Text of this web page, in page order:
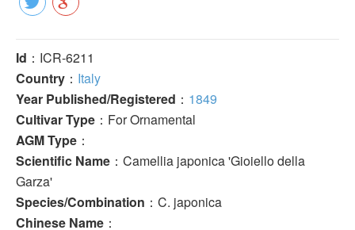
Id ：ICR-6211
Country ： Italy
Year Published/Registered ： 1849
Cultivar Type ：For Ornamental
AGM Type ：
Scientific Name ：Camellia japonica 'Gioiello della
Garza'
Species/Combination ：C. japonica
Chinese Name ：